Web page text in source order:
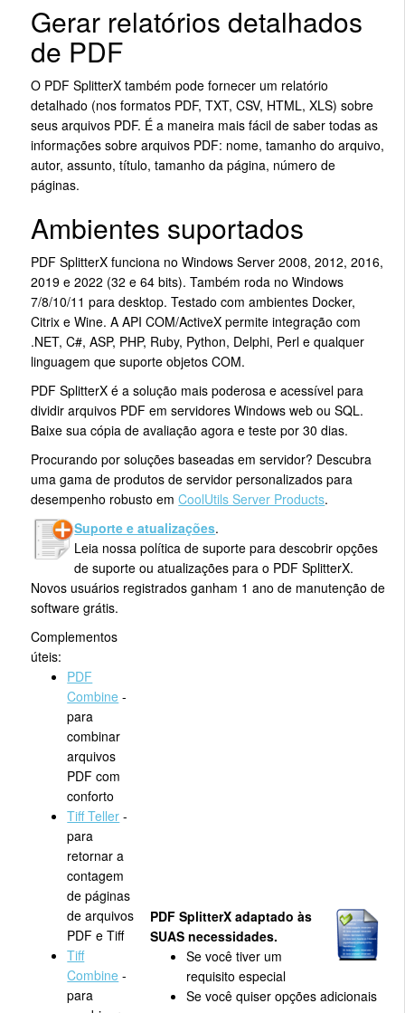
Gerar relatórios detalhados
de PDF
O PDF SplitterX também pode fornecer um relatório
detalhado (nos formatos PDF, TXT, CSV, HTML, XLS) sobre
seus arquivos PDF. É a maneira mais fácil de saber todas as
informações sobre arquivos PDF: nome, tamanho do arquivo,
autor, assunto, título, tamanho da página, número de
páginas.
Ambientes suportados
PDF SplitterX funciona no Windows Server 2008, 2012, 2016,
2019 e 2022 (32 e 64 bits). Também roda no Windows
7/8/10/11 para desktop. Testado com ambientes Docker,
Citrix e Wine. A API COM/ActiveX permite integração com
.NET, C#, ASP, PHP, Ruby, Python, Delphi, Perl e qualquer
linguagem que suporte objetos COM.
PDF SplitterX é a solução mais poderosa e acessível para
dividir arquivos PDF em servidores Windows web ou SQL.
Baixe sua cópia de avaliação agora e teste por 30 dias.
Procurando por soluções baseadas em servidor? Descubra
uma gama de produtos de servidor personalizados para
desempenho robusto emCoolUtils Server Products.
Suporte e atualizações.
Leia nossa política de suporte para descobrir opções
de suporte ou atualizações para o PDF SplitterX.
Novos usuários registrados ganham 1 ano de manutenção de
software grátis.
Complementos
úteis:
PDF
Combine -
para
combinar
arquivos
PDF com
conforto
Tiff Teller -
para
retornar a
contagem
de páginas
de arquivos
PDF e Tiff
Tiff
Combine -
para
PDF SplitterX adaptado às
SUAS necessidades.
Se você tiver um
requisito especial
Se você quiser opções adicionais